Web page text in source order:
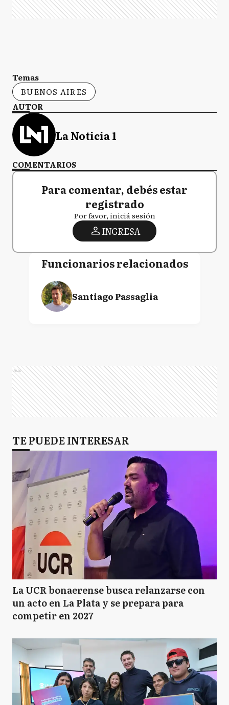
Temas
BUENOS AIRES
AUTOR
La Noticia 1
COMENTARIOS
Para comentar, debés estar
registrado
Por favor, iniciá sesión
INGRESA
Funcionarios relacionados
Santiago Passaglia
Ads
TE PUEDE INTERESAR
La UCR bonaerense busca relanzarse con
un acto en La Plata y se prepara para
competir en 2027